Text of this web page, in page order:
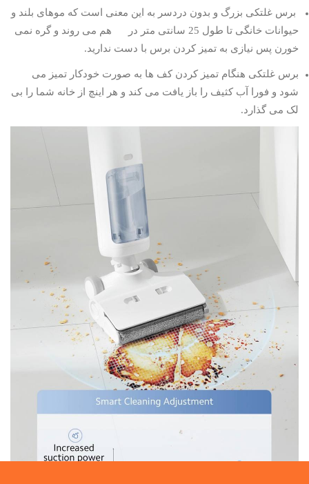
برس غلتکی بزرگ و بدون دردسر به این معنی است که موهای بلند و
حیوانات خانگی تا طول 25 سانتی متر در هم می روند و گره نمی
خورن پس نیازی به تمیز کردن برس با دست ندارید.
برس غلتکی هنگام تمیز کردن کف ها به صورت خودکار تمیز می
شود و فورا آب کثیف را باز یافت می کند و هر اینچ از خانه شما را بی
لک می گذارد.